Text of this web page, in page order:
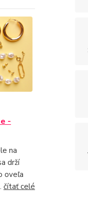
-
na
drží
oveľa
čítať celé